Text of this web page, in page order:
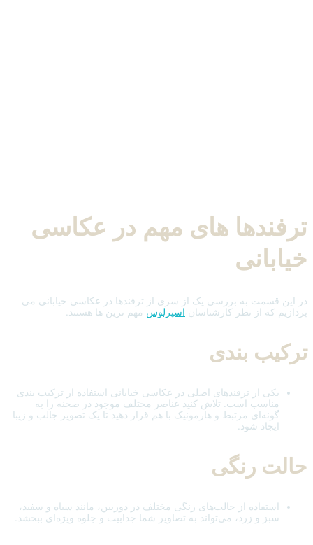
ترفندها های مهم در عکاسی
خیابانی
در این قسمت به بررسی یک از سری از ترفندها در عکاسی خیابانی می
پردازیم که از نظر کارشناسان اسپرلوس مهم ترین ها هستند.
ترکیب بندی
یکی از ترفندهای اصلی در عکاسی خیابانی استفاده از ترکیب‌ بندی
مناسب است. تلاش کنید عناصر مختلف موجود در صحنه را به
گونه‌ای مرتبط و هارمونیک با هم قرار دهید تا یک تصویر جالب و زیبا
ایجاد شود.
حالت رنگی
استفاده از حالت‌های رنگی مختلف در دوربین، مانند سیاه و سفید،
سبز و زرد، می‌تواند به تصاویر شما جذابیت و جلوه ویژه‌ای ببخشد.